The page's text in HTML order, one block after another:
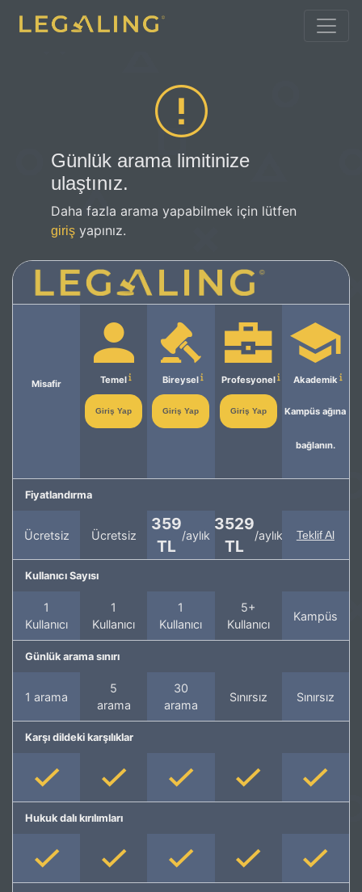
Günlük arama limitinize
ulaştınız.
Daha fazla arama yapabilmek için lütfen
giriş yapınız.
Misafir Temel
Giriş Yap
Bireysel
Giriş Yap
Profesyonel
Giriş Yap
Akademik
Kampüs ağına
bağlanın.
Fiyatlandırma
Ücretsiz Ücretsiz
359
TL
/aylık
3529
TL
/aylık Teklif Al
Kullanıcı Sayısı
1
Kullanıcı
1
Kullanıcı
1
Kullanıcı
5+
Kullanıcı
Kampüs
Günlük arama sınırı
1 arama
5
arama
30
arama
Sınırsız Sınırsız
Karşı dildeki karşılıklar
Hukuk dalı kırılımları